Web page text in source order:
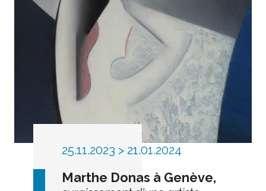
25.11.2023 > 21.01.2024
Marthe Donas à Genève,